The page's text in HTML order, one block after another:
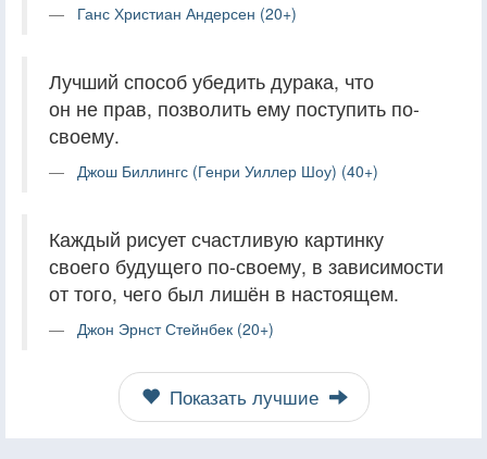
Ганс Христиан Андерсен (20+)
Лучший способ убедить дурака, что
он не прав, позволить ему поступить по-
своему.
Джош Биллингс (Генри Уиллер Шоу) (40+)
Каждый рисует счастливую картинку
своего будущего по-своему, в зависимости
от того, чего был лишён в настоящем.
Джон Эрнст Стейнбек (20+)
Показать лучшие